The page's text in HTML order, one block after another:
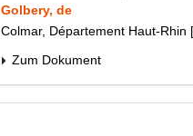
Golbery, de
Colmar, Département Haut-Rhin
Zum Dokument